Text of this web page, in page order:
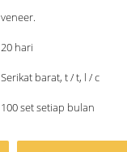
veneer.
20 hari
Serikat barat, t / t, l / c
100 set setiap bulan